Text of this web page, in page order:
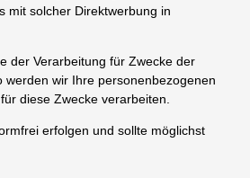
mit solcher Direktwerbung in
der Verarbeitung für Zwecke der
werden wir Ihre personenbezogenen
diese Zwecke verarbeiten.
erfolgen und sollte möglichst